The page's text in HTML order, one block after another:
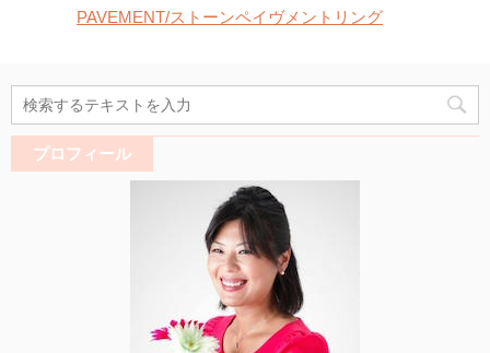
PAVEMENT/ストーンペイヴメントリング
プロフィール